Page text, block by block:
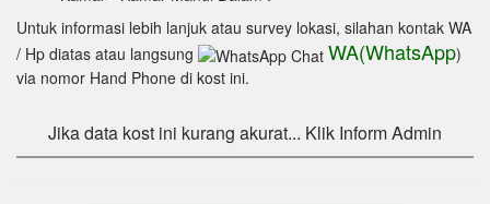
Untuk informasi lebih lanjuk atau survey lokasi, silahan kontak WA
/ Hp diatas atau langsung
WA(WhatsApp)
via nomor Hand Phone di kost ini.
Jika data kost ini kurang akurat... Klik Inform Admin